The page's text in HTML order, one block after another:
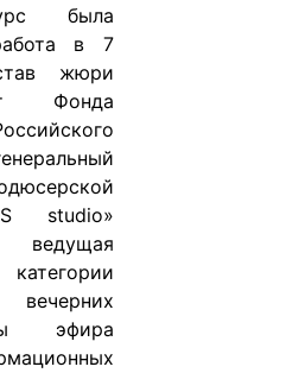
была
в 7
жюри
Фонда
studio»
ведущая
эфира